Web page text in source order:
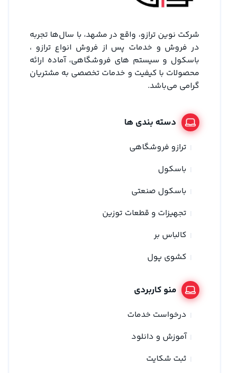
شرکت نوین ترازو، واقع در مشهد، با سال‌ها تجربه
در فروش و خدمات پس از فروش انواع ترازو ،
باسکول و سیستم های فروشگاهی، آماده ارائه
محصولات با کیفیت و خدمات تخصصی به مشتریان
گرامی می‌باشد.
دسته بندی ها
ترازو فروشگاهی
باسکول
باسکول صنعتی
تجهیزات و قطعات توزین
کالباس بر
کشوی پول
منو کاربردی
درخواست خدمات
آموزش و دانلود
ثبت شکایت